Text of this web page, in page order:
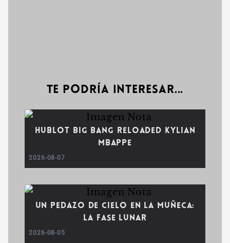
Te podría interesar...
Hublot Big Bang Reloaded Kylian
Mbappe
2026-08-07
Un pedazo de cielo en la muñeca:
la fase lunar
2026-08-05